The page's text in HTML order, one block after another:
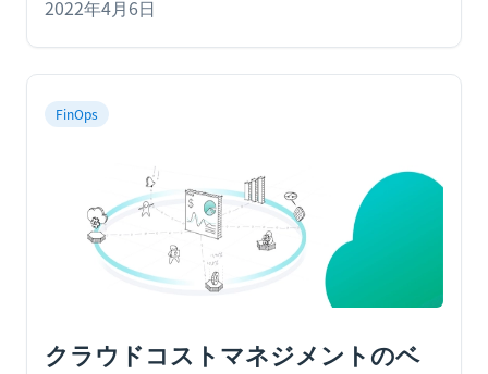
適切に管理されなければ、企業のリソースに負担
2022年4月6日
FinOps
クラウドコストマネジメントのベ